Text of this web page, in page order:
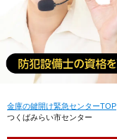
金庫の鍵開け緊急センターTOP
つくばみらい市センター